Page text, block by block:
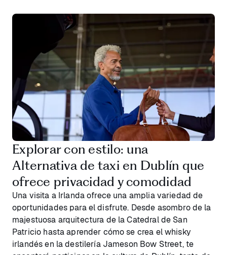
Explorar con estilo: una
Alternativa de taxi en Dublín que
ofrece privacidad y comodidad
Una visita a Irlanda ofrece una amplia variedad de
oportunidades para el disfrute. Desde asombro de la
majestuosa arquitectura de la Catedral de San
Patricio hasta aprender cómo se crea el whisky
irlandés en la destilería Jameson Bow Street, te